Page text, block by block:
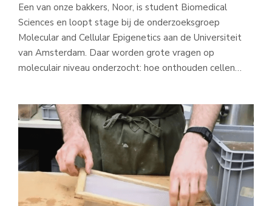
Een van onze bakkers, Noor, is student Biomedical
Sciences en loopt stage bij de onderzoeksgroep
Molecular and Cellular Epigenetics aan de Universiteit
van Amsterdam. Daar worden grote vragen op
moleculair niveau onderzocht: hoe onthouden cellen…